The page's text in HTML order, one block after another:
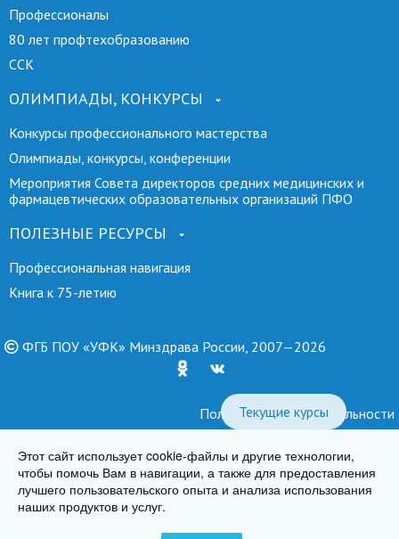
Профессионалы
80 лет профтехобразованию
ССК
ОЛИМПИАДЫ, КОНКУРСЫ
Конкурсы профессионального мастерства
Олимпиады, конкурсы, конференции
Мероприятия Совета директоров средних медицинских и
фармацевтических образовательных организаций ПФО
ПОЛЕЗНЫЕ РЕСУРСЫ
Профессиональная навигация
Книга к 75-летию
ФГБ ПОУ «УФК» Минздрава России, 2007—2026
Политика конфиденциальности
Создание сайтов—КАФТ
Текущие курсы
Этот сайт использует cookie-файлы и другие технологии,
чтобы помочь Вам в навигации, а также для предоставления
лучшего пользовательского опыта и анализа использования
наших продуктов и услуг.